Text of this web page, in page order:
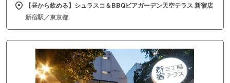
【昼から飲める】シュラスコ＆BBQビアガーデン天空テラス 新宿店
新宿駅／東京都